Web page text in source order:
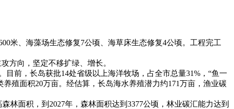
米、海藻场生态修复7公顷、海草床生态修复4公顷。工程完工
方向，坚定不移扩绿、增长。
前，长岛获批14处省级以上海洋牧场，占全市总量31%，“鱼一
殖面积20万亩。经估算，长岛海水养殖潜力约171万亩，渔业碳
林面积，到2027年，森林面积达到3377公顷，林业碳汇能力达到